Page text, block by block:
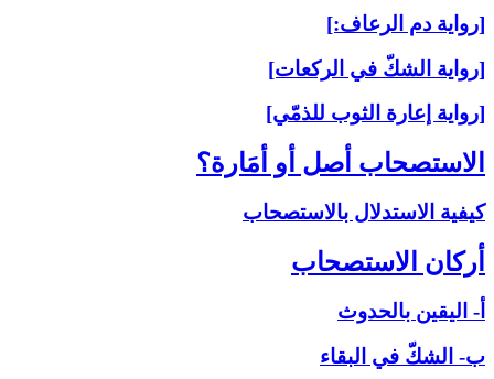
[رواية دم الرعاف:]
[رواية الشكّ في الركعات]
[رواية إعارة الثوب للذمّي]
الاستصحاب أصل أو أمَارة؟
كيفية الاستدلال بالاستصحاب
أركان الاستصحاب‏
أ- اليقين بالحدوث
ب- الشكّ في البقاء